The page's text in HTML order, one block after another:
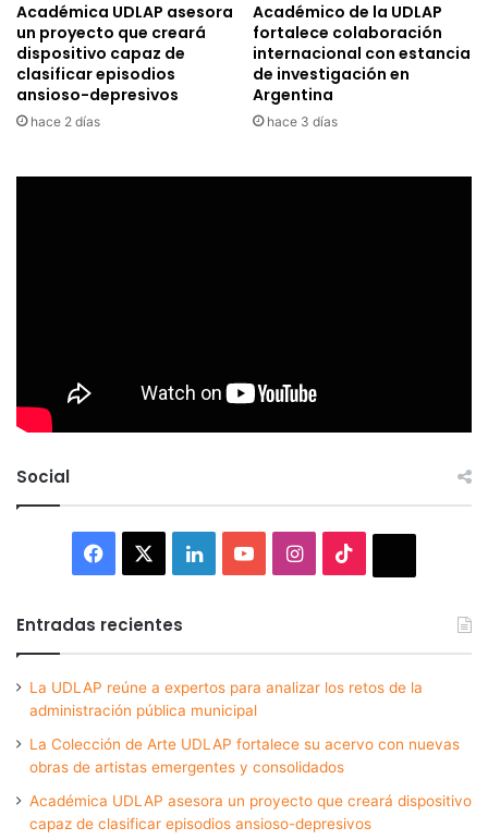
Académica UDLAP asesora
un proyecto que creará
dispositivo capaz de
clasificar episodios
ansioso-depresivos
hace 2 días
Académico de la UDLAP
fortalece colaboración
internacional con estancia
de investigación en
Argentina
hace 3 días
Social
Facebook LinkedInYouTubeInstagram
Entradas recientes
La UDLAP reúne a expertos para analizar los retos de la
administración pública municipal
La Colección de Arte UDLAP fortalece su acervo con nuevas
obras de artistas emergentes y consolidados
Académica UDLAP asesora un proyecto que creará dispositivo
capaz de clasificar episodios ansioso-depresivos